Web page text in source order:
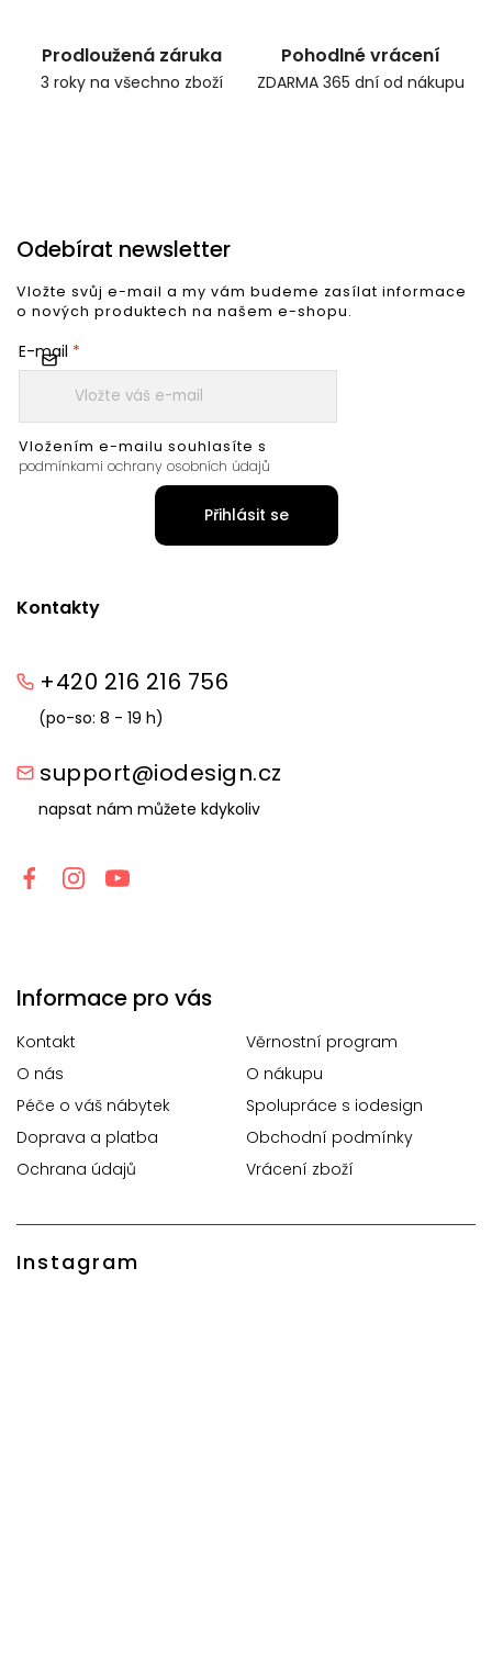
Prodloužená záruka
3 roky na všechno zboží
Pohodlné vrácení
ZDARMA 365 dní od nákupu
Kontakty
+420 216 216 756
(po-so: 8 - 19 h)
support@iodesign.cz
napsat nám můžete kdykoliv
Informace pro vás
Kontakt
Věrnostní program
O nás
O nákupu
Péče o váš nábytek
Spolupráce s iodesign
Doprava a platba
Obchodní podmínky
Ochrana údajů
Vrácení zboží
Instagram
Odebírat newsletter
Vložte svůj e-mail a my vám budeme zasílat informace
o nových produktech na našem e-shopu.
E-mail
Vložením e-mailu souhlasíte s
podmínkami ochrany osobních údajů
Přihlásit se